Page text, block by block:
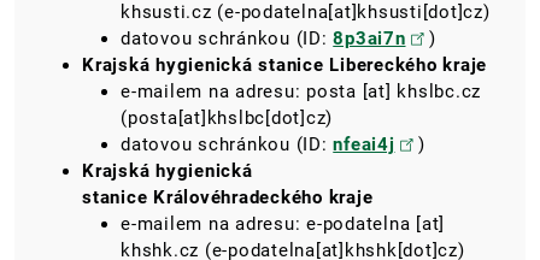
khsusti.cz (e-podatelna[at]khsusti[dot]cz)
datovou schránkou (ID:8p3ai7n
)
Krajská hygienická stanice Libereckého kraje
e-mailem na adresu: posta [at] khslbc.cz
(posta[at]khslbc[dot]cz)
datovou schránkou (ID:nfeai4j
)
Krajská hygienická
stanice Královéhradeckého kraje
e-mailem na adresu: e-podatelna [at]
khshk.cz (e-podatelna[at]khshk[dot]cz)